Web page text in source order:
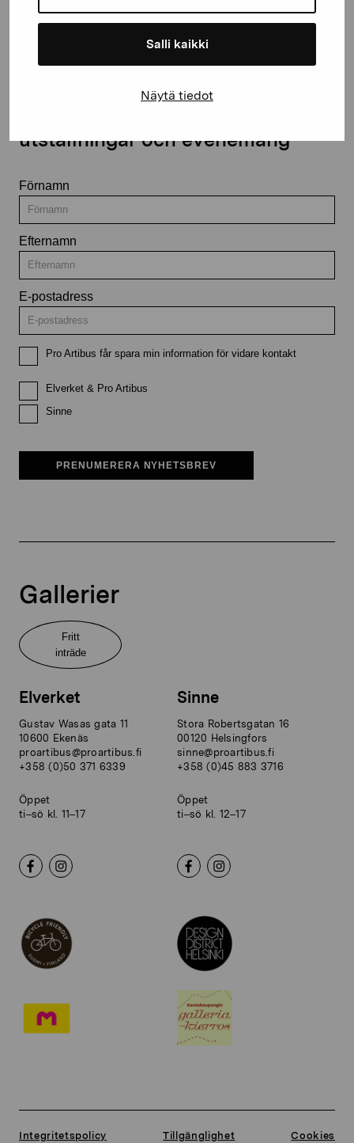
Salli kaikki
Näytä tiedot
Kontakta oss
utställningar och evenemang
Förnamn
Efternamn
E-postadress
Pro Artibus får spara min information för vidare kontakt
Elverket & Pro Artibus
Sinne
PRENUMERERA NYHETSBREV
Gallerier
Fritt
inträde
Elverket
Gustav Wasas gata 11
10600 Ekenäs
proartibus@proartibus.fi
+358 (0)50 371 6339
Öppet
ti–sö kl. 11–17
Sinne
Stora Robertsgatan 16
00120 Helsingfors
sinne@proartibus.fi
+358 (0)45 883 3716
Öppet
ti–sö kl. 12–17
Integritetspolicy Tillgänglighet Cookies